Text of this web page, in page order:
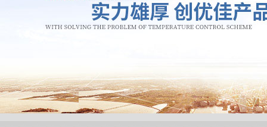
上海申思特自动化设备有限公司